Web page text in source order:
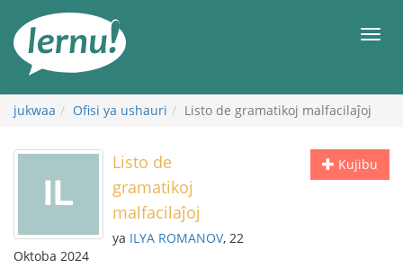
maudhui
jukwaa Ofisi ya ushauri Listo de gramatikoj malfacilaĵoj
Kujibu
Listo de
gramatikoj
malfacilaĵoj
ya ILYA ROMANOV, 22
Oktoba 2024